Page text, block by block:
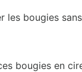
les bougies
bougies en